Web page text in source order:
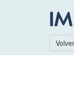
Volver